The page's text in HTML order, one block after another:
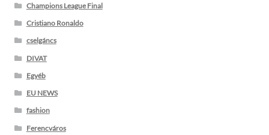
Champions League Final
Cristiano Ronaldo
cselgáncs
DIVAT
Egyéb
EU NEWS
fashion
Ferencváros